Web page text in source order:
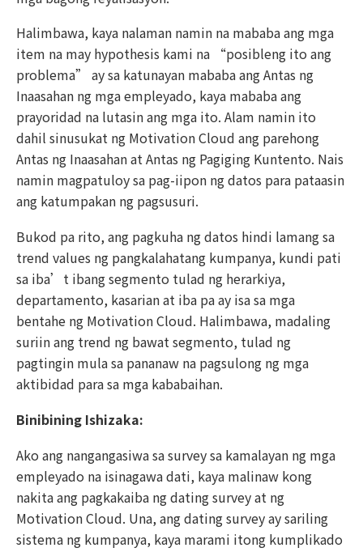
Halimbawa, kaya nalaman namin na mababa ang mga
item na may hypothesis kami na “posibleng ito ang
problema” ay sa katunayan mababa ang Antas ng
Inaasahan ng mga empleyado, kaya mababa ang
prayoridad na lutasin ang mga ito. Alam namin ito
dahil sinusukat ng Motivation Cloud ang parehong
Antas ng Inaasahan at Antas ng Pagiging Kuntento. Nais
namin magpatuloy sa pag-iipon ng datos para pataasin
ang katumpakan ng pagsusuri.
Bukod pa rito, ang pagkuha ng datos hindi lamang sa
trend values ng pangkalahatang kumpanya, kundi pati
sa iba’t ibang segmento tulad ng herarkiya,
departamento, kasarian at iba pa ay isa sa mga
bentahe ng Motivation Cloud. Halimbawa, madaling
suriin ang trend ng bawat segmento, tulad ng
pagtingin mula sa pananaw na pagsulong ng mga
aktibidad para sa mga kababaihan.
Binibining Ishizaka:
Ako ang nangangasiwa sa survey sa kamalayan ng mga
empleyado na isinagawa dati, kaya malinaw kong
nakita ang pagkakaiba ng dating survey at ng
Motivation Cloud. Una, ang dating survey ay sariling
sistema ng kumpanya, kaya marami itong kumplikado